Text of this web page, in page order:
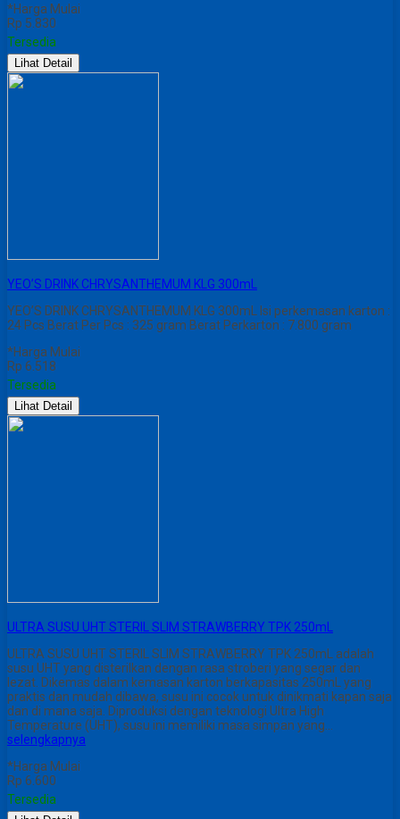
*Harga Mulai
Rp 5.830
Tersedia
Lihat Detail
YEO’S DRINK CHRYSANTHEMUM KLG 300mL
YEO’S DRINK CHRYSANTHEMUM KLG 300mL Isi perkemasan karton :
24 Pcs Berat Per Pcs : 325 gram Berat Perkarton : 7.800 gram
*Harga Mulai
Rp 6.518
Tersedia
Lihat Detail
ULTRA SUSU UHT STERIL SLIM STRAWBERRY TPK 250mL
ULTRA SUSU UHT STERIL SLIM STRAWBERRY TPK 250mL adalah
susu UHT yang disterilkan dengan rasa stroberi yang segar dan
lezat. Dikemas dalam kemasan karton berkapasitas 250mL yang
praktis dan mudah dibawa, susu ini cocok untuk dinikmati kapan saja
dan di mana saja. Diproduksi dengan teknologi Ultra High
Temperature (UHT), susu ini memiliki masa simpan yang…
selengkapnya
*Harga Mulai
Rp 6.600
Tersedia